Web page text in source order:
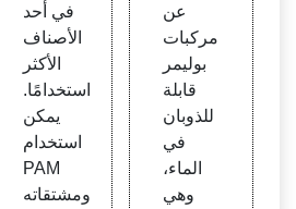
في أحد
الأصناف
الأكثر
استخدامًا.
يمكن
استخدام
PAM
ومشتقاته
عن
مركبات
بوليمر
قابلة
للذوبان
في
الماء،
وهي